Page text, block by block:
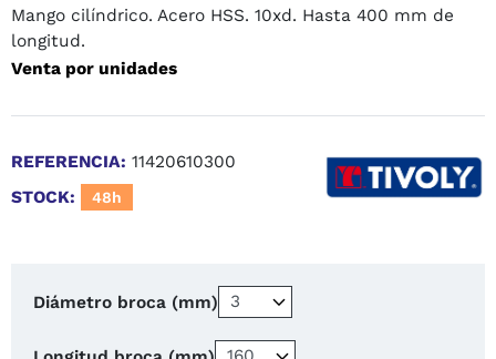
Mango cilíndrico. Acero HSS. 10xd. Hasta 400 mm de
longitud.
Venta por unidades
REFERENCIA: 11420610300
STOCK:
48h
Diámetro broca (mm)